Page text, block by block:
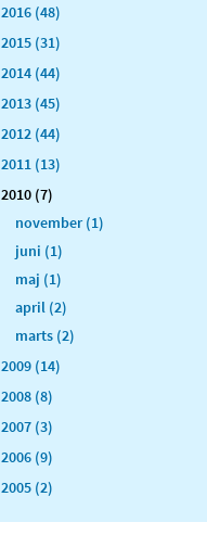
2016 (48)
2015 (31)
2014 (44)
2013 (45)
2012 (44)
2011 (13)
2010 (7)
november (1)
juni (1)
maj (1)
april (2)
marts (2)
2009 (14)
2008 (8)
2007 (3)
2006 (9)
2005 (2)